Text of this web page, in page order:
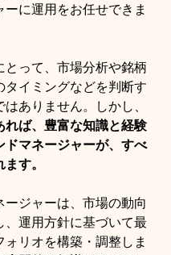
ーに運用をお任せできま
とって、市場分析や銘柄
タイミングなどを判断す
ありません。しかし、
れば、豊富な知識と経験
ドマネージャーが、すべ
す。
ージャーは、市場の動向
、運用方針に基づいて最
ォリオを構築・調整しま